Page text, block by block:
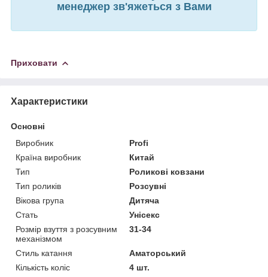
менеджер зв'яжеться з Вами
Приховати
Характеристики
Основні
Виробник
Profi
Країна виробник
Китай
Тип
Роликові ковзани
Тип роликів
Розсувні
Вікова група
Дитяча
Стать
Унісекс
Розмір взуття з розсувним
механізмом
31-34
Стиль катання
Аматорський
Кількість коліс
4 шт.